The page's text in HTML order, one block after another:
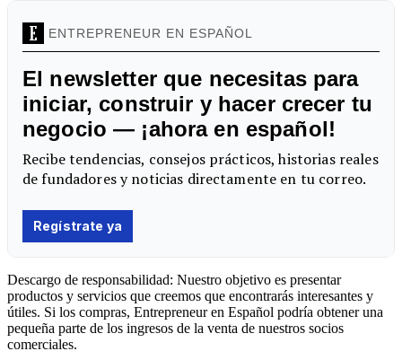
Descargo de responsabilidad: Nuestro objetivo es presentar
productos y servicios que creemos que encontrarás interesantes y
útiles. Si los compras, Entrepreneur en Español podría obtener una
pequeña parte de los ingresos de la venta de nuestros socios
comerciales.